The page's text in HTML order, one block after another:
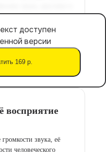
доступен
версии
169 р.
восприятие
громкости звука, её
человеческого